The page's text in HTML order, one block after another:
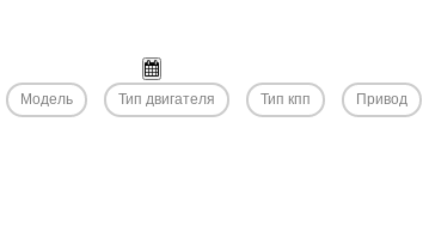
Модель Тип двигателя Тип кпп Привод